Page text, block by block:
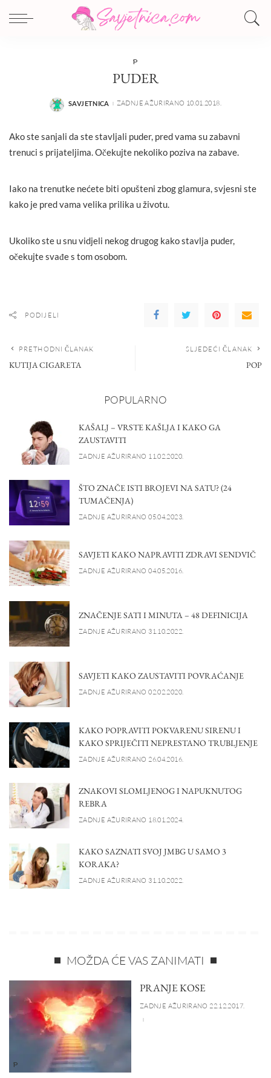
P
PUDER
POSTED
SAVJETNICA ZADNJE AŽURIRANO 10.01.2018.
Ako ste sanjali da ste stavljali puder, pred vama su zabavni
trenuci s prijateljima. Očekujte nekoliko poziva na zabave.
Iako na trenutke nećete biti opušteni zbog glamura, svjesni ste
kako je pred vama velika prilika u životu.
Ukoliko ste u snu vidjeli nekog drugog kako stavlja puder,
očekujte svađe s tom osobom.
PODIJELI
PRETHODNI ČLANAK
KUTIJA CIGARETA
SLJEDEĆI ČLANAK
POP
POPULARNO
KAŠALJ – VRSTE KAŠLJA I KAKO GA
ZAUSTAVITI
ZADNJE AŽURIRANO 11.02.2020.
ŠTO ZNAČE ISTI BROJEVI NA SATU? (24
TUMAČENJA)
ZADNJE AŽURIRANO 05.04.2023.
SAVJETI KAKO NAPRAVITI ZDRAVI SENDVIČ
ZADNJE AŽURIRANO 04.05.2016.
ZNAČENJE SATI I MINUTA – 48 DEFINICIJA
ZADNJE AŽURIRANO 31.10.2022.
SAVJETI KAKO ZAUSTAVITI POVRAĆANJE
ZADNJE AŽURIRANO 02.02.2020.
KAKO POPRAVITI POKVARENU SIRENU I
KAKO SPRIJEČITI NEPRESTANO TRUBLJENJE
ZADNJE AŽURIRANO 26.04.2016.
ZNAKOVI SLOMLJENOG I NAPUKNUTOG
REBRA
ZADNJE AŽURIRANO 18.01.2024.
KAKO SAZNATI SVOJ JMBG U SAMO 3
KORAKA?
ZADNJE AŽURIRANO 31.10.2022.
MOŽDA ĆE VAS ZANIMATI
P
PRANJE KOSE
ZADNJE AŽURIRANO 22.12.2017.